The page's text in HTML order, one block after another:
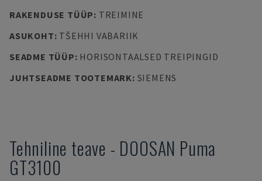
RAKENDUSE TÜÜP: TREIMINE
ASUKOHT: TŠEHHI VABARIIK
SEADME TÜÜP: HORISONTAALSED TREIPINGID
JUHTSEADME TOOTEMARK: SIEMENS
Tehniline teave - DOOSAN Puma
GT3100